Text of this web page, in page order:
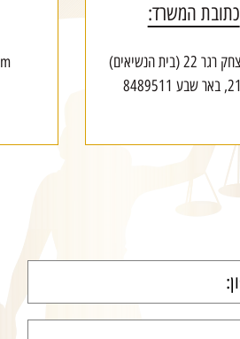
כתובת המשרד:
שדרות יצחק רגר 22 (בית הנשיאים)